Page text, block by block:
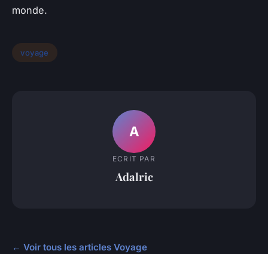
monde.
voyage
A
ECRIT PAR
Adalric
← Voir tous les articles Voyage